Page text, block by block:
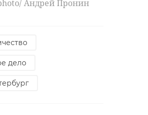
Андрей Пронин
дело
поселке Сосновка в
дрозденко
статьей: